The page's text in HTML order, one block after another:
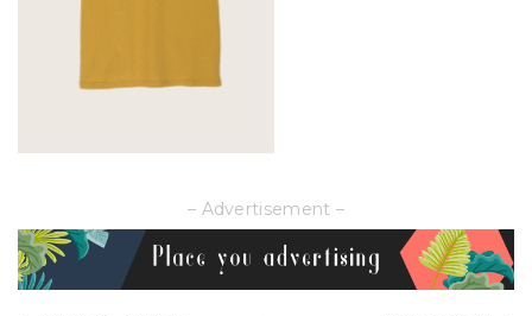
– Advertisement –